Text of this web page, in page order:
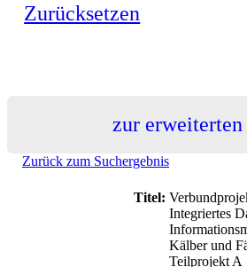
Zurücksetzen
zur erweiterten
Zurück zum Suchergebnis
Titel:
Integriertes
Kälber und
Teilprojekt A